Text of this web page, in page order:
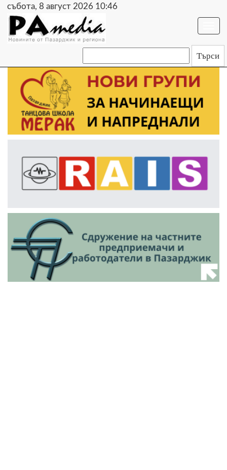
събота, 8 август 2026 10:46